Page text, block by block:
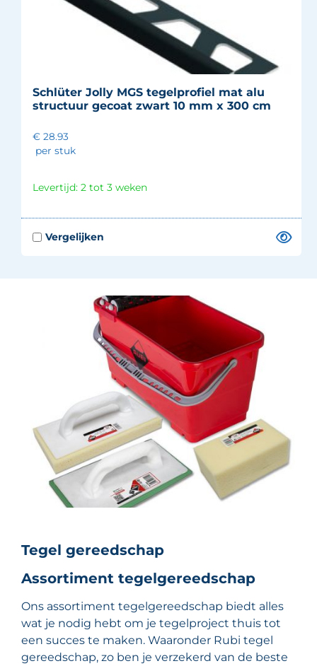
Schlüter Jolly MGS tegelprofiel mat alu
structuur gecoat zwart 10 mm x 300 cm
€ 28.93
per stuk
Levertijd: 2 tot 3 weken
Tegel gereedschap
Assortiment tegelgereedschap
Ons assortiment tegelgereedschap biedt alles
wat je nodig hebt om je tegelproject thuis tot
een succes te maken. Waaronder Rubi tegel
gereedschap, zo ben je verzekerd van de beste